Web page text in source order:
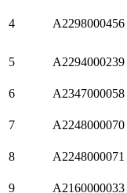
4 A2298000456
5 A2294000239
6 A2347000058
7 A2248000070
8 A2248000071
9 A2160000033